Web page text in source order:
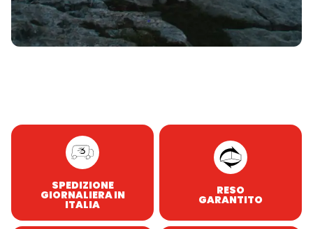
SPEDIZIONE
GIORNALIERA IN
ITALIA
RESO
GARANTITO